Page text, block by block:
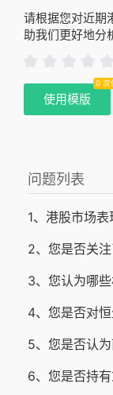
请根据您对近期
助我们更好地分
使用模版
0 次
问题列表
1、港股市场
2、您是否关
3、您认为哪
4、您是否对
5、您是否认
6、您是否持